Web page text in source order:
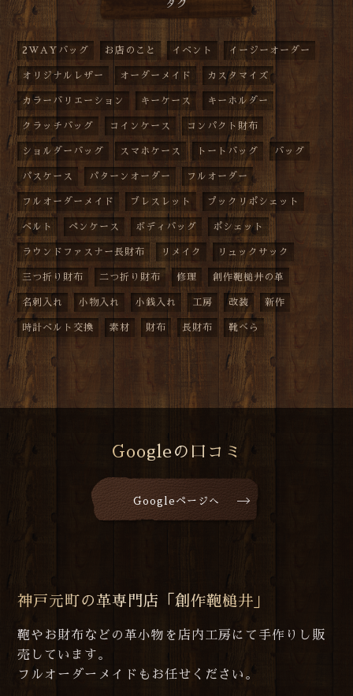
タグ
2WAYバッグ お店のこと イベント イージーオーダー
オリジナルレザー オーダーメイド カスタマイズ
カラーバリエーション キーケース キーホルダー
クラッチバッグ コインケース コンパクト財布
ショルダーバッグ スマホケース トートバッグ バッグ
パスケース パターンオーダー フルオーダー
フルオーダーメイド ブレスレット プックリポシェット
ベルト ペンケース ボディバッグ ポシェット
ラウンドファスナー長財布 リメイク リュックサック
三つ折り財布 二つ折り財布 修理 創作鞄槌井の革
名刺入れ 小物入れ 小銭入れ 工房 改装 新作
時計ベルト交換 素材 財布 長財布 靴べら
Googleの口コミ
Googleページへ
神戸元町の革専門店「創作鞄槌井」
鞄やお財布などの革小物を店内工房にて手作りし販
売しています。
フルオーダーメイドもお任せください。